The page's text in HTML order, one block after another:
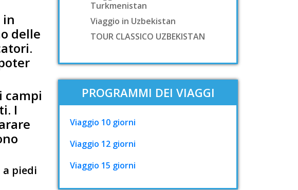
in
delle
campi
I
a piedi
Turkmenistan
Viaggio in Uzbekistan
TOUR CLASSICO UZBEKISTAN
PROGRAMMI DEI VIAGGI
Viaggio 10 giorni
Viaggio 12 giorni
Viaggio 15 giorni